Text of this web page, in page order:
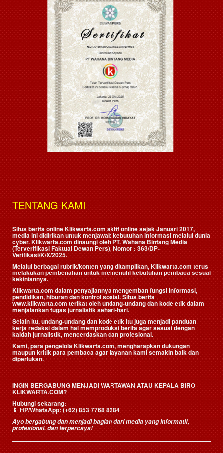
TENTANG KAMI
Situs berita online Klikwarta.com aktif online sejak Januari 2017,
media ini didirikan untuk menjawab kebutuhan informasi melalui dunia
cyber. Klikwarta.com dinaungi oleh PT. Wahana Bintang Media
(Terverifikasi Faktual Dewan Pers), Nomor : 363/DP-
Verifikasi/K/X/2025.
Melalui berbagai rubrik/konten yang ditampilkan, Klikwarta.com terus
melakukan pembenahan untuk memenuhi kebutuhan pembaca sesuai
kekiniannya.
Klikwarta.com dalam penyajiannya mengemban fungsi informasi,
pendidikan, hiburan dan kontrol sosial. Situs berita
www.klikwarta.com terikat oleh undang-undang dan kode etik dalam
menjalankan tugas jurnalistik sehari-hari.
Selain itu, undang-undang dan kode etik itu juga menjadi panduan
kerja redaksi dalam hal memproduksi berita agar sesuai dengan
kaidah jurnalistik, mencerdaskan dan profesional.
Kami, para pengelola Klikwarta.com, mengharapkan dukungan
maupun kritik para pembaca agar layanan kami semakin baik dan
diperlukan.
INGIN BERGABUNG MENJADI WARTAWAN ATAU KEPALA BIRO
KLIKWARTA.COM?
Hubungi sekarang:
📱HP/WhatsApp:(+62) 853 7768 8284
Ayo bergabung dan menjadi bagian dari media yang informatif,
profesional, dan terpercaya!